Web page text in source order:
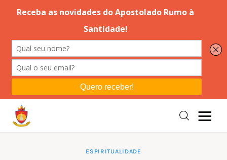
Editorial
Orações
InstruçõesESPIRITUALIDADE